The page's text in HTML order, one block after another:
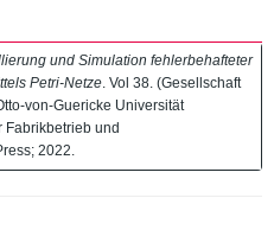
und Simulation fehlerbehafteter
Petri-Netze . Vol 38. (Gesellschaft
von-Guericke Universität
Fabrikbetrieb und
2022.